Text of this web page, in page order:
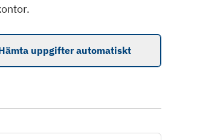
uppgifter automatiskt